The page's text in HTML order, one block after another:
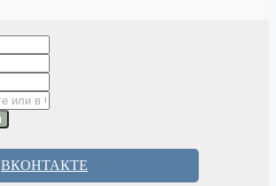
ВКОНТАКТЕ